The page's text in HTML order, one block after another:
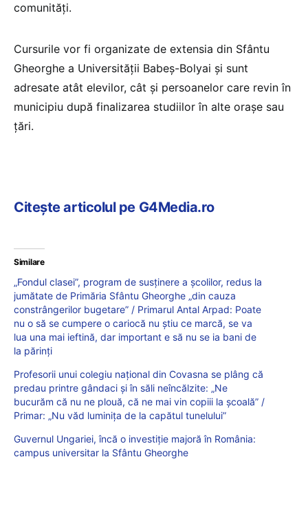
comunități.
Cursurile vor fi organizate de extensia din Sfântu
Gheorghe a Universității Babeș-Bolyai și sunt
adresate atât elevilor, cât și persoanelor care revin în
municipiu după finalizarea studiilor în alte orașe sau
țări.
Citește articolul pe G4Media.ro
Similare
„Fondul clasei”, program de susținere a școlilor, redus la
jumătate de Primăria Sfântu Gheorghe „din cauza
constrângerilor bugetare” / Primarul Antal Arpad: Poate
nu o să se cumpere o cariocă nu ştiu ce marcă, se va
lua una mai ieftină, dar important e să nu se ia bani de
la părinţi
Profesorii unui colegiu național din Covasna se plâng că
predau printre gândaci și în săli neîncălzite: „Ne
bucurăm că nu ne plouă, că ne mai vin copiii la școală” /
Primar: „Nu văd luminița de la capătul tunelului”
Guvernul Ungariei, încă o investiție majoră în România:
campus universitar la Sfântu Gheorghe